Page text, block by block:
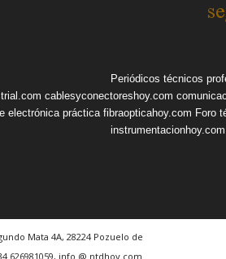
Periódicos técnicos
cablesyconectoreshoy.com
electrónica práctica fibraopticahoy.com Foro
instrumentacionhoy.com
Mata 4A, 28224 Pozuelo de
626981059, info @ ntdhoy.com